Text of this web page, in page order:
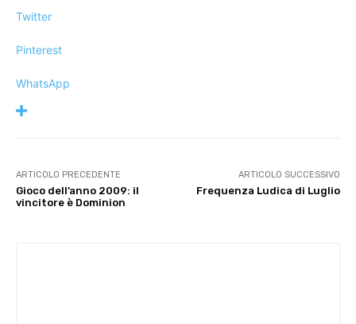
Twitter
Pinterest
WhatsApp
ARTICOLO PRECEDENTE
Gioco dell’anno 2009: il
vincitore è Dominion
ARTICOLO SUCCESSIVO
Frequenza Ludica di Luglio